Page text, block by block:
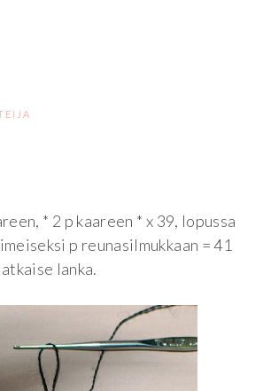
* 2 p kaareen * x 39, lopussa
p reunasilmukkaan = 41
lanka.